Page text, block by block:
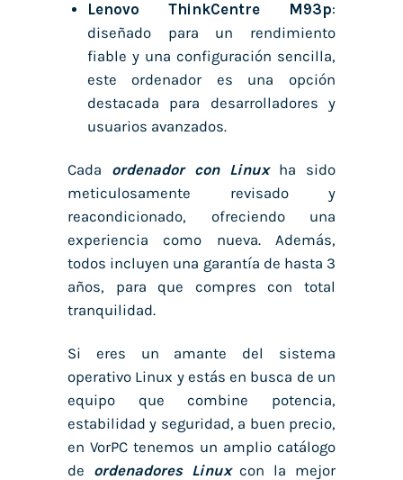
Lenovo ThinkCentre M93p:
diseñado para un rendimiento
fiable y una configuración sencilla,
este ordenador es una opción
destacada para desarrolladores y
usuarios avanzados.
Cada ordenador con Linuxha sido
meticulosamente revisado y
reacondicionado, ofreciendo una
experiencia como nueva. Además,
todos incluyen una garantía de hasta 3
años, para que compres con total
tranquilidad.
Si eres un amante del sistema
operativo Linux y estás en busca de un
equipo que combine potencia,
estabilidad y seguridad, a buen precio,
en VorPC tenemos un amplio catálogo
de ordenadores Linuxcon la mejor